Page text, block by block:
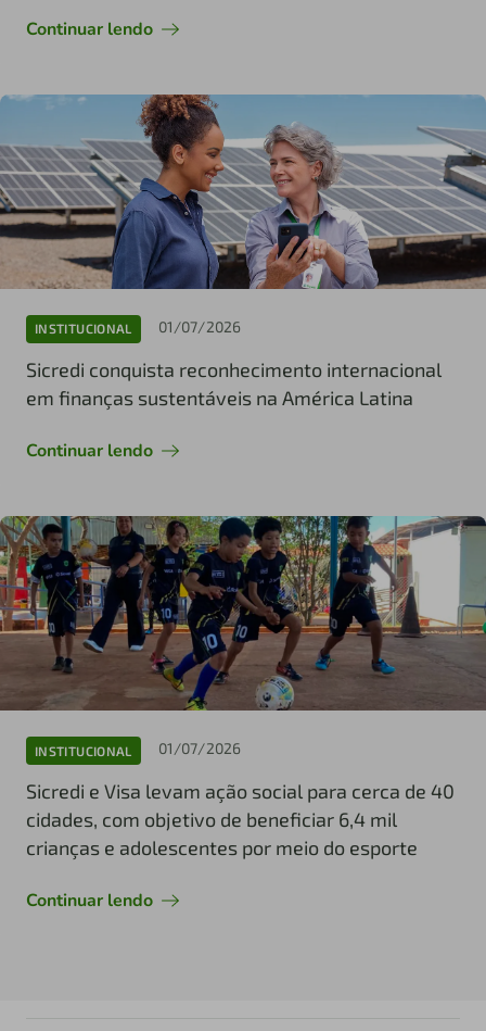
Continuar lendo
INSTITUCIONAL 01/07/2026
Sicredi conquista reconhecimento internacional
em finanças sustentáveis na América Latina
Continuar lendo
INSTITUCIONAL 01/07/2026
Sicredi e Visa levam ação social para cerca de 40
cidades, com objetivo de beneficiar 6,4 mil
crianças e adolescentes por meio do esporte
Continuar lendo